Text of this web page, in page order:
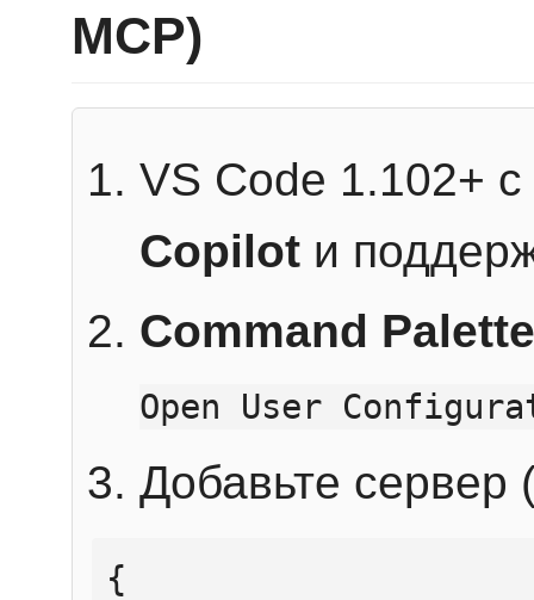
MCP)
VS Code 1.102+
Copilot и
Command Palette
Open User
Добавьте сервер
{